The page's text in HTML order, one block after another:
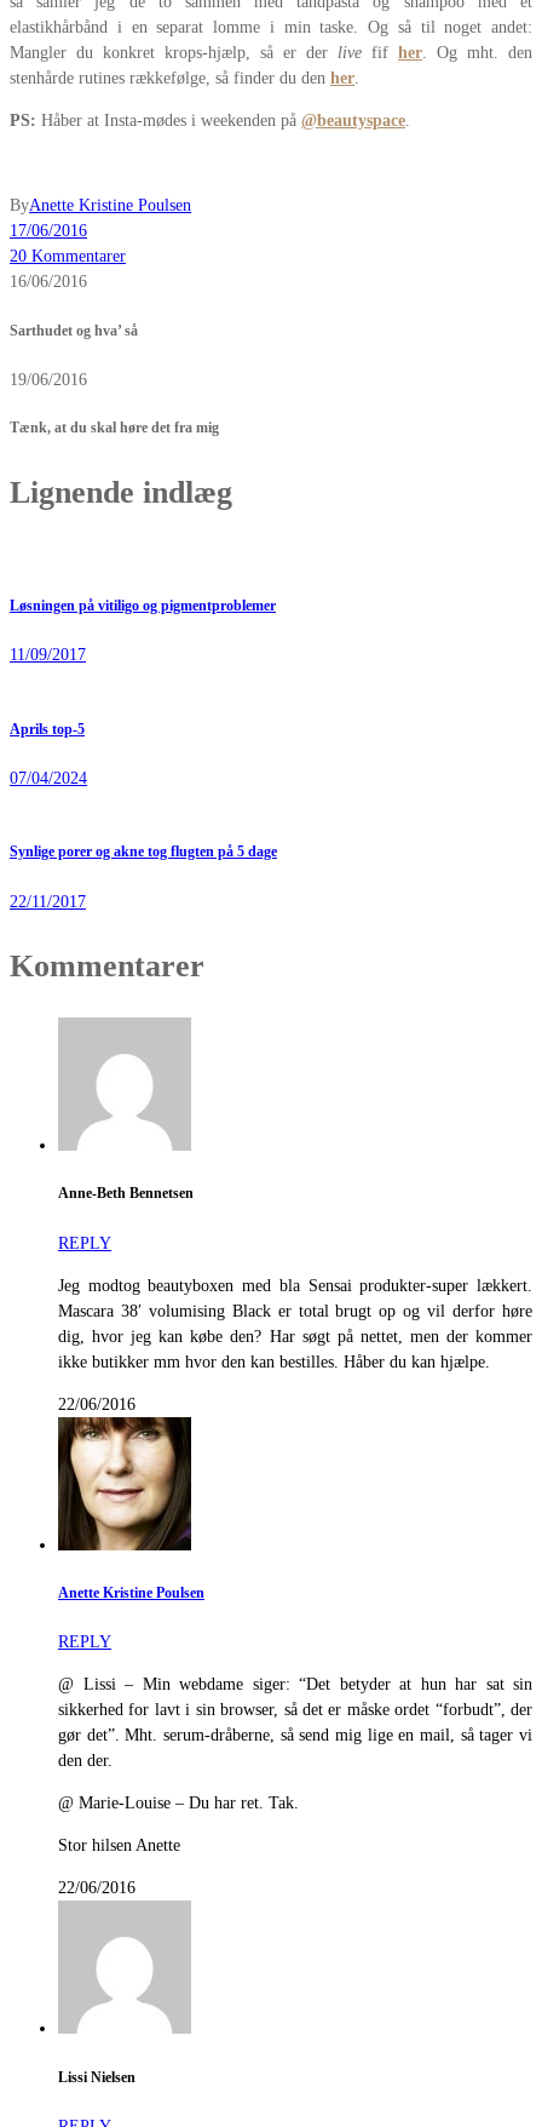
elastikhårbånd i en separat lomme i min taske. Og så til noget andet:
Mangler du konkret krops-hjælp, så er der live fif her. Og mht. den
stenhårde rutines rækkefølge, så finder du den her.
PS: Håber at Insta-mødes i weekenden på @beautyspace.
ByAnette Kristine Poulsen
17/06/2016
20 Kommentarer
16/06/2016
Sarthudet og hva’ så
19/06/2016
Tænk, at du skal høre det fra mig
Lignende indlæg
Løsningen på vitiligo og pigmentproblemer
11/09/2017
Aprils top-5
07/04/2024
Synlige porer og akne tog flugten på 5 dage
22/11/2017
Kommentarer
Anne-Beth Bennetsen
REPLY
Jeg modtog beautyboxen med bla Sensai produkter-super lækkert.
Mascara 38′ volumising Black er total brugt op og vil derfor høre
dig, hvor jeg kan købe den? Har søgt på nettet, men der kommer
ikke butikker mm hvor den kan bestilles. Håber du kan hjælpe.
22/06/2016
Anette Kristine Poulsen
REPLY
@ Lissi – Min webdame siger: “Det betyder at hun har sat sin
sikkerhed for lavt i sin browser, så det er måske ordet “forbudt”, der
gør det”. Mht. serum-dråberne, så send mig lige en mail, så tager vi
den der.
@ Marie-Louise – Du har ret. Tak.
Stor hilsen Anette
22/06/2016
Lissi Nielsen